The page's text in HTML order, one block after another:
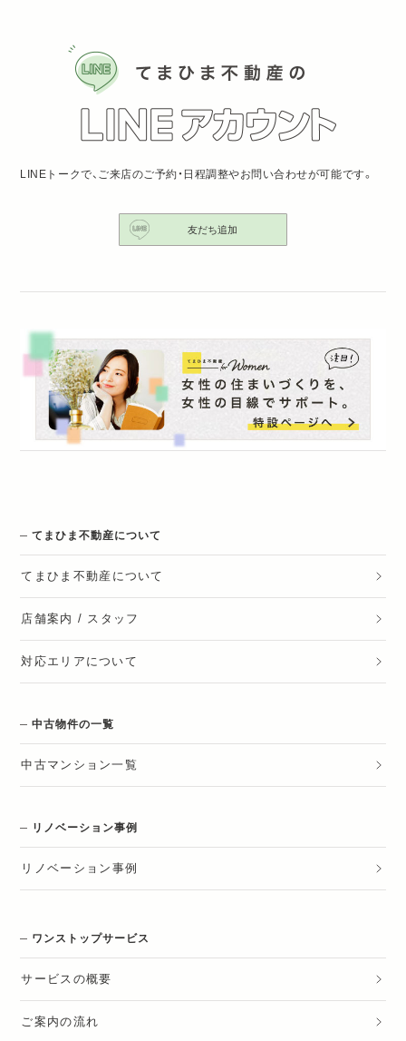
LINEトークで、ご来店のご予約・日程調整やお問い合わせが可能です。
友だち追加
てまひま不動産について
てまひま不動産 について
店舗案内 / スタッフ
対応エリアについて
中古物件の一覧
中古マンション一覧
リノベーション事例
リノベーション 事例
ワンストップサービス
サービスの概要
ご案内の流れ